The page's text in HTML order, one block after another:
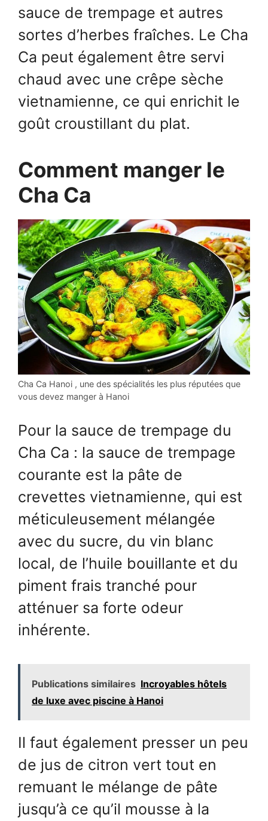
sauce de trempage et autres
sortes d’herbes fraîches. Le Cha
Ca peut également être servi
chaud avec une crêpe sèche
vietnamienne, ce qui enrichit le
goût croustillant du plat.
Comment manger le
Cha Ca
Cha Ca Hanoi , une des spécialités les plus réputées que
vous devez manger à Hanoi
Pour la sauce de trempage du
Cha Ca : la sauce de trempage
courante est la pâte de
crevettes vietnamienne, qui est
méticuleusement mélangée
avec du sucre, du vin blanc
local, de l’huile bouillante et du
piment frais tranché pour
atténuer sa forte odeur
inhérente.
Publications similaires Incroyables hôtels
de luxe avec piscine à Hanoi
Il faut également presser un peu
de jus de citron vert tout en
remuant le mélange de pâte
jusqu’à ce qu’il mousse à la